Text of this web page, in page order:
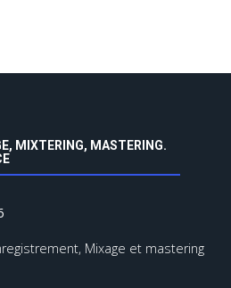
MIXTERING, MASTERING.
Mixage et mastering